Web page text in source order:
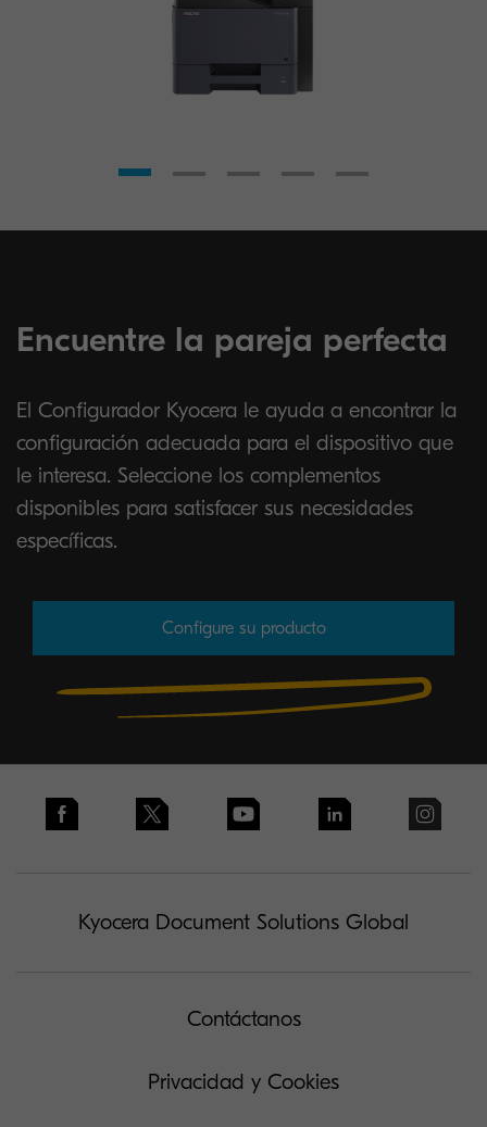
Encuentre la pareja perfecta
El Configurador Kyocera le ayuda a encontrar la
configuración adecuada para el dispositivo que
le interesa. Seleccione los complementos
disponibles para satisfacer sus necesidades
específicas.
Configure su producto
Kyocera Document Solutions Global
Contáctanos
Privacidad y Cookies